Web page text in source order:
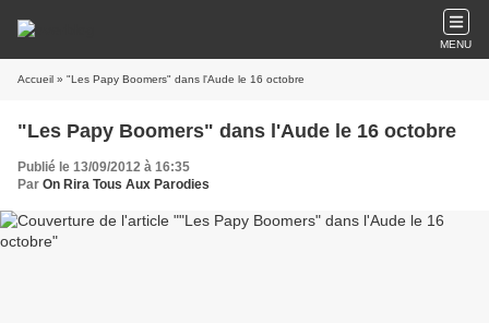
MENU
Accueil » "Les Papy Boomers" dans l'Aude le 16 octobre
"Les Papy Boomers" dans l'Aude le 16 octobre
Publié le 13/09/2012 à 16:35
Par On Rira Tous Aux Parodies